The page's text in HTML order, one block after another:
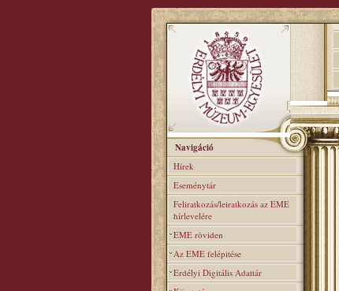
Navigáció
Hírek
Eseménytár
Feliratkozás/leiratkozás az EME
hírlevelére
EME röviden
Az EME felépitése
Erdélyi Digitális Adattár